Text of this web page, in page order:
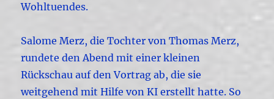
Wohltuendes.
Salome Merz, die Tochter von Thomas Merz,
rundete den Abend mit einer kleinen
Rückschau auf den Vortrag ab, die sie
weitgehend mit Hilfe von KI erstellt hatte. So